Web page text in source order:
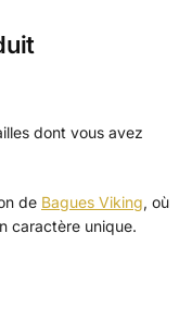
dont vous avez
de Bagues Viking, où
caractère unique.